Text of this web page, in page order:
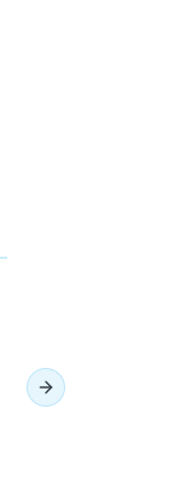
Проблемы с
влиять на
Next slide